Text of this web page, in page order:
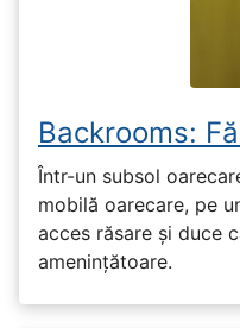
Backrooms:
Într-un subsol
mobilă oarecare, pe
acces răsare și duce
amenințătoare.